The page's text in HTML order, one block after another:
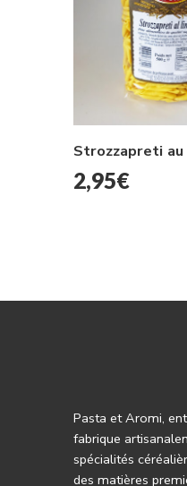
Strozzapreti
2,95€
Pasta et Aromi,
fabrique
spécialités
des matières